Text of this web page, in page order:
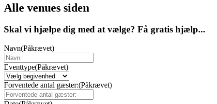
Alle venues siden
Skal vi hjælpe dig med at vælge? Få gratis hjælp...
Navn(Påkrævet)
Eventtype(Påkrævet)
Forventede antal gæster:(Påkrævet)